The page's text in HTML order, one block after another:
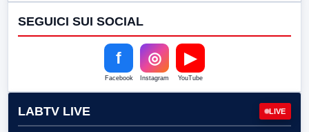
SEGUICI SUI SOCIAL
f
Facebook
◎
Instagram
▶
YouTube
LABTV LIVE LIVE